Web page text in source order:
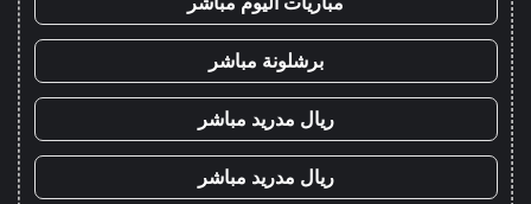
برشلونة مباشر
ريال مدريد مباشر
ريال مدريد مباشر